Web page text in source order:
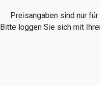
Preisangaben sind nur für
Bitte loggen Sie sich mit Ihrem